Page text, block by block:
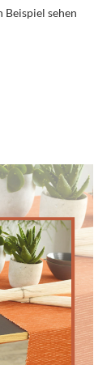
sehen